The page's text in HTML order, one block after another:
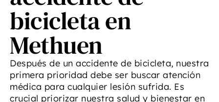
bicicleta en
Methuen
Después de un accidente de bicicleta, nuestra
primera prioridad debe ser buscar atención
médica para cualquier lesión sufrida. Es
crucial priorizar nuestra salud y bienestar en